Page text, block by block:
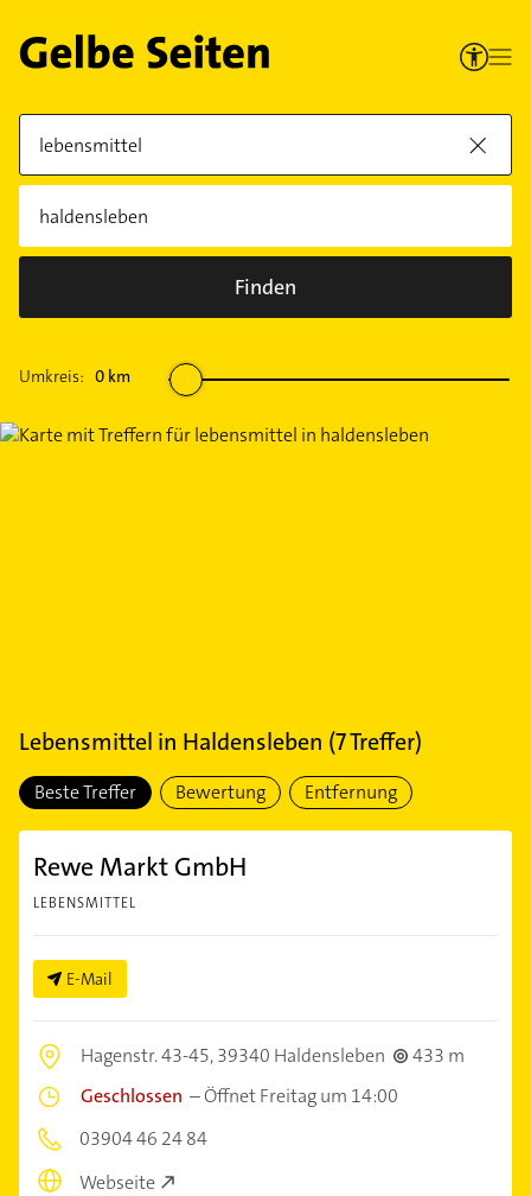
Finden
Umkreis: 0 km
Lebensmittel in Haldensleben (7Treffer)
Beste Treffer Bewertung Entfernung
Rewe Markt GmbH
LEBENSMITTEL
E-Mail
Hagenstr. 43-45,39340 Haldensleben
433 m
Geschlossen –Öffnet Freitag um 14:00
03904 46 24 84
Webseite